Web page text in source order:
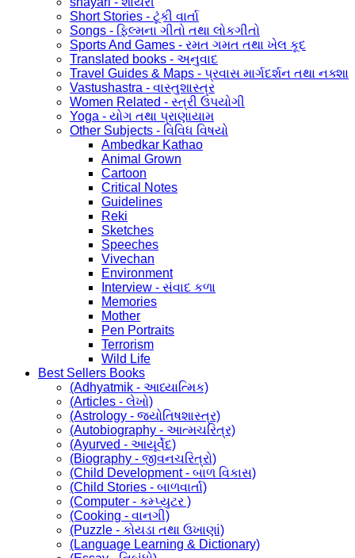
Short Stories - ટૂંકી વાર્તા
Songs - ફિલ્મના ગીતો તથા લોકગીતો
Sports And Games - રમત ગમત તથા ખેલ કૂદ
Translated books - અનુવાદ
Travel Guides & Maps - પ્રવાસ માર્ગદર્શન તથા નક્શા
Vastushastra - વાસ્તુશાસ્ત્ર
Women Related - સ્ત્રી ઉપયોગી
Yoga - યોગ તથા પ્રાણાયામ
Other Subjects - વિવિધ વિષયો
Ambedkar Kathao
Animal Grown
Cartoon
Critical Notes
Guidelines
Reki
Sketches
Speeches
Vivechan
Environment
Interview - સંવાદ કળા
Memories
Mother
Pen Portraits
Terrorism
Wild Life
Best Sellers Books
(Adhyatmik - આધ્યાત્મિક)
(Articles - લેખો)
(Astrology - જ્યોતિષશાસ્ત્ર)
(Autobiography - આત્મચરિત્ર)
(Ayurved - આયૂર્વેદ)
(Biography - જીવનચરિત્રો)
(Child Development - બાળ વિકાસ)
(Child Stories - બાળવાર્તા)
(Computer - કમ્પ્યુટર )
(Cooking - વાનગી)
(Puzzle - કોયડા તથા ઉખાણાં)
(Language Learning & Dictionary)